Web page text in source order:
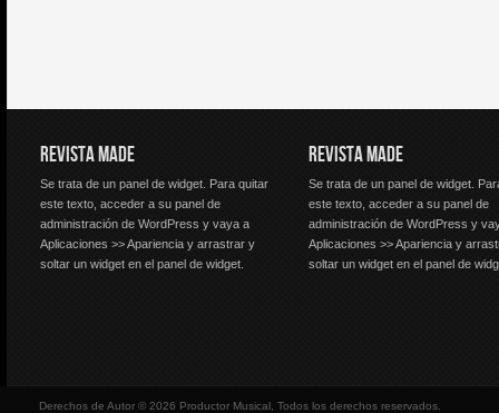
REVISTA MADE
Se trata de un panel de widget. Para quitar
este texto, acceder a su panel de
administración de WordPress y vaya a
Aplicaciones >> Apariencia y arrastrar y
soltar un widget en el panel de widget.
REVISTA MADE
Se trata de un panel de widget.
este texto, acceder a su panel de
administración de WordPress y
Aplicaciones >> Apariencia y
soltar un widget en el panel de
Derechos de Autor © 2026 Productor Musical, Todos los derechos reservados.